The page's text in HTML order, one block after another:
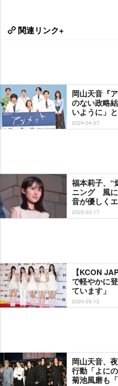
関連リンク+
岡山天音『
のない政略
いように」
2024-04-07
福本莉子、“
ニング 風に
音が優しく
2025-03-17
【KCON
で軽やかに
ています」
2024-05-12
岡山天音、
行動「よに
菊池風磨も